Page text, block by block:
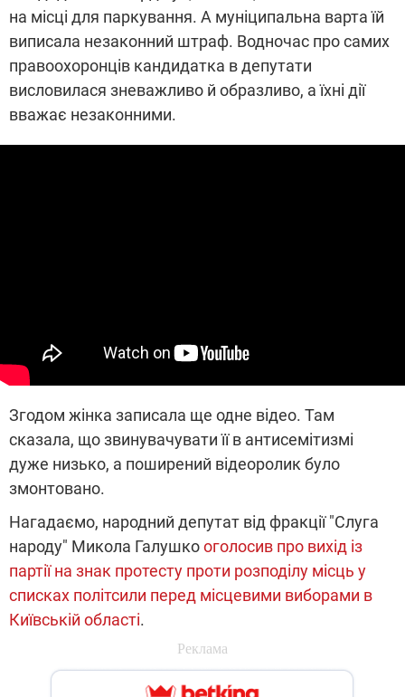
на місці для паркування. А муніципальна варта їй
виписала незаконний штраф. Водночас про самих
правоохоронців кандидатка в депутати
висловилася зневажливо й образливо, а їхні дії
вважає незаконними.
Згодом жінка записала ще одне відео. Там
сказала, що звинувачувати її в антисемітизмі
дуже низько, а поширений відеоролик було
змонтовано.
Нагадаємо, народний депутат від фракції "Слуга
народу" Микола Галушкооголосив про вихід із
партії на знак протесту проти розподілу місць у
списках політсили перед місцевими виборами в
Київській області.